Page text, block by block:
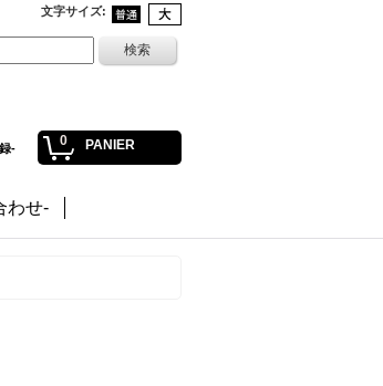
文字サイズ:
0 PANIER
-
わせ-